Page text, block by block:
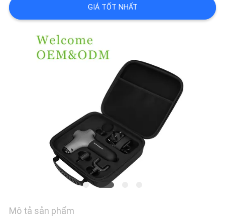
WEB
PRIVACY
POLICY
GIÁ TỐT NHẤT
Mô tả sản phẩm